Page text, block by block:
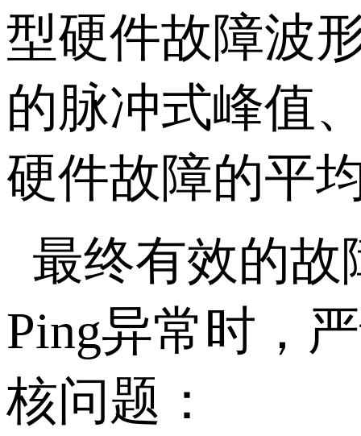
型硬件故障波
的脉冲式峰值
硬件故障的平
最终有效的故
Ping异常时，
核问题：